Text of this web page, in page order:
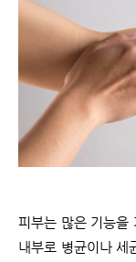
피부는 많은 기능을
내부로 병균이나 세